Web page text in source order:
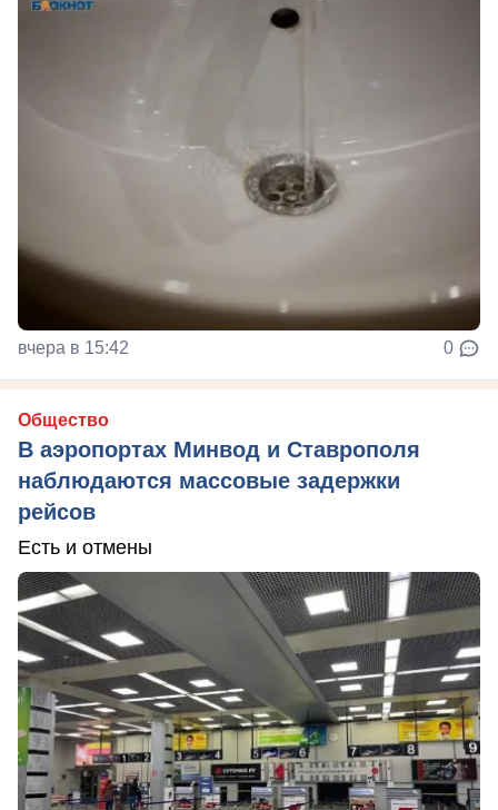
вчера в 15:42 0
Общество
В аэропортах Минвод и Ставрополя
наблюдаются массовые задержки
рейсов
Есть и отмены